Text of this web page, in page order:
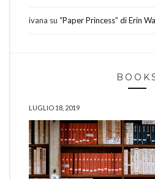
ivana su “Paper Princess” di Erin
LUGLIO 18, 2019